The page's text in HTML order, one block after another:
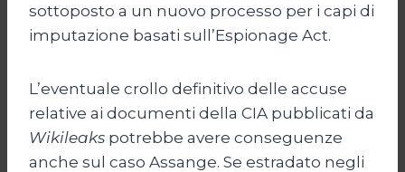
sottoposto a un nuovo processo per i capi di
imputazione basati sull’Espionage Act.
L’eventuale crollo definitivo delle accuse
relative ai documenti della CIA pubblicati da
Wikileaks potrebbe avere conseguenze
anche sul caso Assange. Se estradato negli